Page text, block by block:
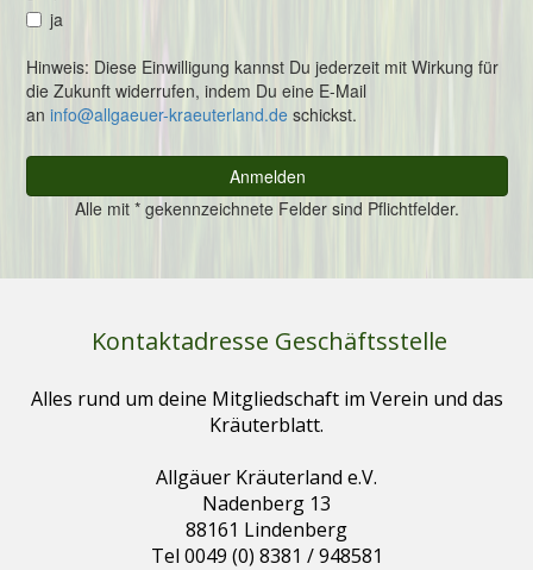
Kontaktadresse Geschäftsstelle
Alles rund um deine Mitgliedschaft im Verein und das
Kräuterblatt.
Allgäuer Kräuterland e.V.
Nadenberg 13
88161 Lindenberg
Tel 0049 (0) 8381 / 948581